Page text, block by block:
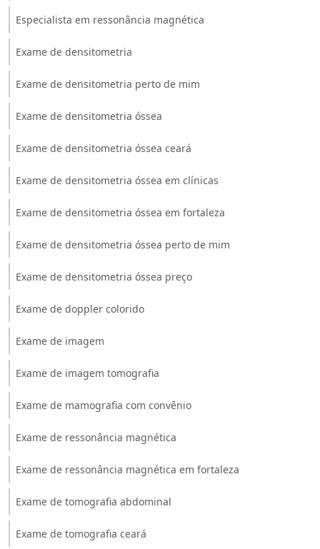
Especialista em ressonância magnética
Exame de densitometria
Exame de densitometria perto de mim
Exame de densitometria óssea
Exame de densitometria óssea ceará
Exame de densitometria óssea em clínicas
Exame de densitometria óssea em fortaleza
Exame de densitometria óssea perto de mim
Exame de densitometria óssea preço
Exame de doppler colorido
Exame de imagem
Exame de imagem tomografia
Exame de mamografia com convênio
Exame de ressonância magnética
Exame de ressonância magnética em fortaleza
Exame de tomografia abdominal
Exame de tomografia ceará